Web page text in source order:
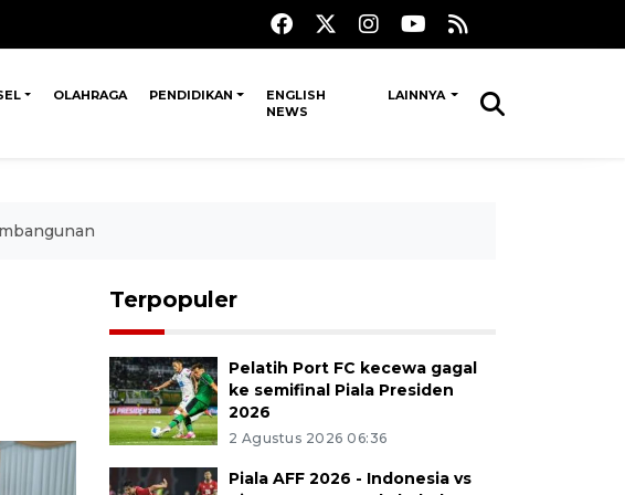
OLAHRAGA PENDIDIKAN
ENGLISH
NEWS
LAINNYA
Terpopuler
Pelatih Port FC kecewa gagal
ke semifinal Piala Presiden
2026
2 Agustus 2026 06:36
Piala AFF 2026 - Indonesia vs